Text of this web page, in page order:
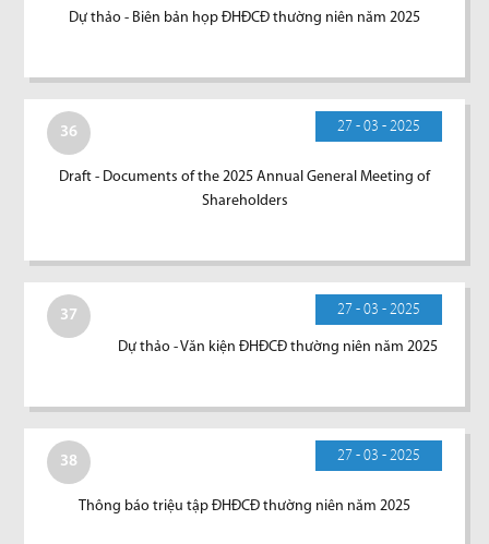
Dự thảo - Biên bản họp ĐHĐCĐ thường niên năm 2025
36 27 - 03 - 2025
Draft - Documents of the 2025 Annual General Meeting of
Shareholders
37 27 - 03 - 2025
Dự thảo - Văn kiện ĐHĐCĐ thường niên năm 2025
38 27 - 03 - 2025
Thông báo triệu tập ĐHĐCĐ thường niên năm 2025